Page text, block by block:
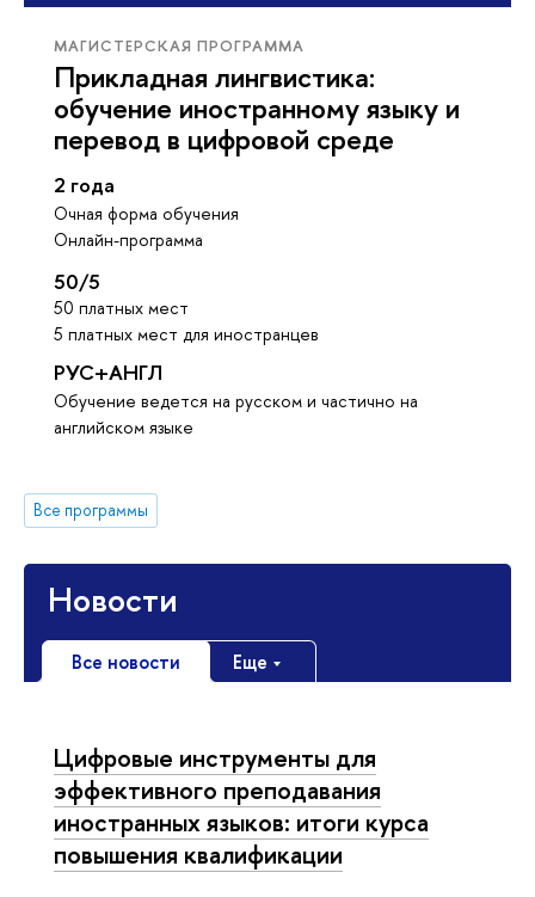
МАГИСТЕРСКАЯ ПРОГРАММА
Прикладная лингвистика:
обучение иностранному языку и
перевод в цифровой среде
2 года
Очная форма обучения
Онлайн-программа
50/5
50 платных мест
5 платных мест для иностранцев
РУС+АНГЛ
Обучение ведется на русском и частично на
английском языке
Все программы
Новости
Все новости Еще
Цифровые инструменты для
эффективного преподавания
иностранных языков: итоги курса
повышения квалификации